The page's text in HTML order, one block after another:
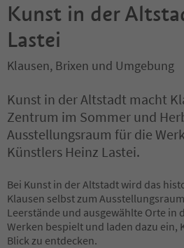
Kunst in der
Lastei
Klausen, Brixen und Umgebung
Kunst in der Altstadt macht
Zentrum im Sommer und
Ausstellungsraum für die
Künstlers Heinz Lastei.
Bei Kunst in der Altstadt wird das
Klausen selbst zum
Leerstände und ausgewählte Orte in
Werken bespielt und laden dazu ein,
Blick zu entdecken.